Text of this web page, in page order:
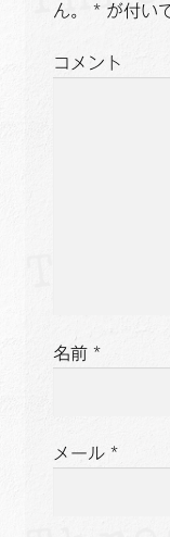
シ
ョ
ん。
*が付い
コメント
名前 *
メール *